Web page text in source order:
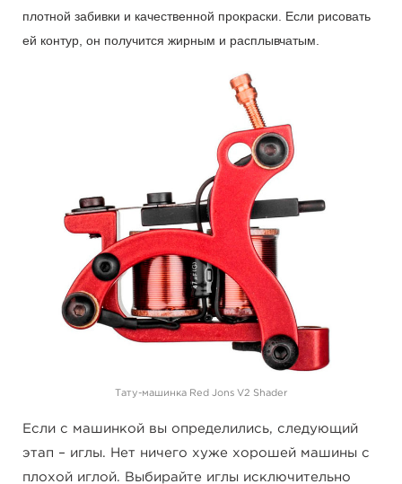
плотной забивки и качественной прокраски. Если рисовать
ей контур, он получится жирным и расплывчатым.
Тату-машинка Red Jons V2 Shader
Если с машинкой вы определились, следующий
этап – иглы. Нет ничего хуже хорошей машины с
плохой иглой. Выбирайте иглы исключительно